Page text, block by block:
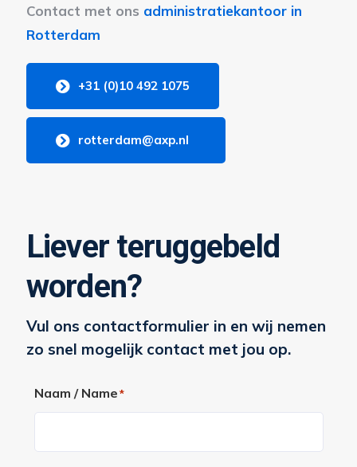
Contact met ons administratiekantoor in
Rotterdam
+31 (0)10 492 1075
rotterdam@axp.nl
Liever teruggebeld
worden?
Vul ons contactformulier in en wij nemen
zo snel mogelijk contact met jou op.
Naam / Name*